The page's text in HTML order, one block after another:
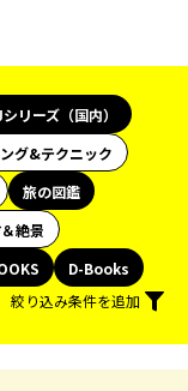
リーズ（国内）
グ&テクニック
旅の図鑑
絶景
D-Books
絞り込み条件を追加